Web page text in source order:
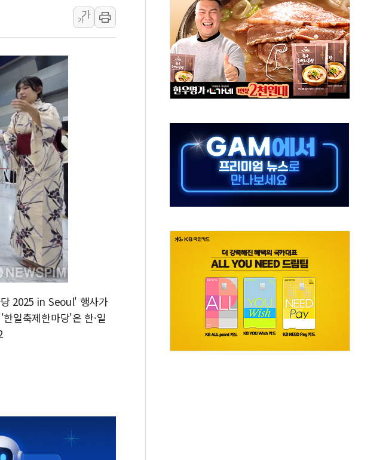
여수 오동도 인근 해상서 모터보트 전복…1명 사망·1명 실종
추미애, '위안부' 피해자 기림의 날 참석..."국제적 시민 연대로 목소리 내야"
인천 선재도 갯벌서 해루질 중 실종 60대 나흘만에 숨진 채 발견
인천서 말다툼 중 어머니 흉기 살해 10대 아들 체포
'화합' 꺼낸 김민석에 '뻔뻔' 받아친 정청래…제주 연설서 신경전 고조
李대통령, ISA 개편 재검토 지시…與 "적극 환영"·野 "졸속 국정"
동해중부 전 해상 풍랑주의보…10일까지 최대 3.5m 높은 물결
연일 폭염에 온열질환 사망 23명…정부, 비상대응기구 가동
가
가
2025 in Seoul' 행사가
일축제한마당'은 한·일